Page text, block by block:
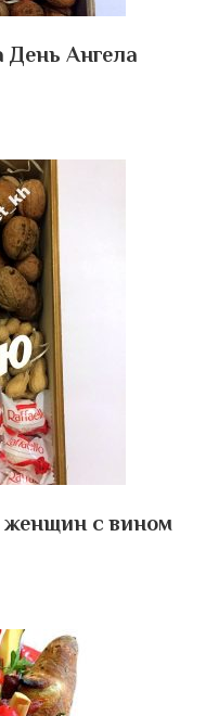
Ангела
с вином